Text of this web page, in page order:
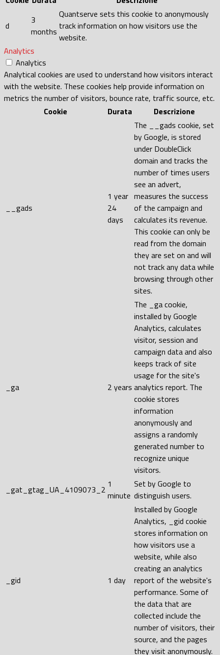
d
3
months
Quantserve sets this cookie to anonymously
track information on how visitors use the
website.
Analytics
Analytics
Analytical cookies are used to understand how visitors interact
with the website. These cookies help provide information on
metrics the number of visitors, bounce rate, traffic source, etc.
Cookie
Durata Descrizione
__gads
1 year
24
days
The __gads cookie, set
by Google, is stored
under DoubleClick
domain and tracks the
number of times users
see an advert,
measures the success
of the campaign and
calculates its revenue.
This cookie can only be
read from the domain
they are set on and will
not track any data while
browsing through other
sites.
_ga 2 years
The _ga cookie,
installed by Google
Analytics, calculates
visitor, session and
campaign data and also
keeps track of site
usage for the site's
analytics report. The
cookie stores
information
anonymously and
assigns a randomly
generated number to
recognize unique
visitors.
_gat_gtag_UA_4109073_2 1
minute
Set by Google to
distinguish users.
_gid 1 day
Installed by Google
Analytics, _gid cookie
stores information on
how visitors use a
website, while also
creating an analytics
report of the website's
performance. Some of
the data that are
collected include the
number of visitors, their
source, and the pages
they visit anonymously.